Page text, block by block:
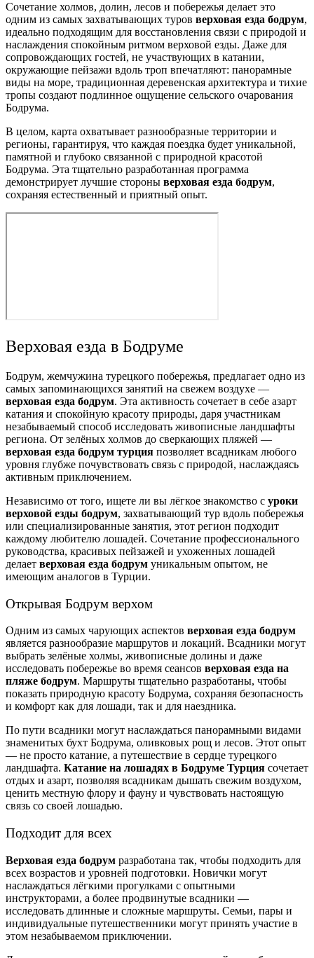
Сочетание холмов, долин, лесов и побережья делает это
одним из самых захватывающих туров верховая езда бодрум,
идеально подходящим для восстановления связи с природой и
наслаждения спокойным ритмом верховой езды. Даже для
сопровождающих гостей, не участвующих в катании,
окружающие пейзажи вдоль троп впечатляют: панорамные
виды на море, традиционная деревенская архитектура и тихие
тропы создают подлинное ощущение сельского очарования
Бодрума.
В целом, карта охватывает разнообразные территории и
регионы, гарантируя, что каждая поездка будет уникальной,
памятной и глубоко связанной с природной красотой
Бодрума. Эта тщательно разработанная программа
демонстрирует лучшие стороны верховая езда бодрум,
сохраняя естественный и приятный опыт.
Верховая езда в Бодруме
Бодрум, жемчужина турецкого побережья, предлагает одно из
самых запоминающихся занятий на свежем воздухе —
верховая езда бодрум. Эта активность сочетает в себе азарт
катания и спокойную красоту природы, даря участникам
незабываемый способ исследовать живописные ландшафты
региона. От зелёных холмов до сверкающих пляжей —
верховая езда бодрум турция позволяет всадникам любого
уровня глубже почувствовать связь с природой, наслаждаясь
активным приключением.
Независимо от того, ищете ли вы лёгкое знакомство с уроки
верховой езды бодрум, захватывающий тур вдоль побережья
или специализированные занятия, этот регион подходит
каждому любителю лошадей. Сочетание профессионального
руководства, красивых пейзажей и ухоженных лошадей
делает верховая езда бодрум уникальным опытом, не
имеющим аналогов в Турции.
Открывая Бодрум верхом
Одним из самых чарующих аспектов верховая езда бодрум
является разнообразие маршрутов и локаций. Всадники могут
выбрать зелёные холмы, живописные долины и даже
исследовать побережье во время сеансов верховая езда на
пляже бодрум. Маршруты тщательно разработаны, чтобы
показать природную красоту Бодрума, сохраняя безопасность
и комфорт как для лошади, так и для наездника.
По пути всадники могут наслаждаться панорамными видами
знаменитых бухт Бодрума, оливковых рощ и лесов. Этот опыт
— не просто катание, а путешествие в сердце турецкого
ландшафта. Катание на лошадях в Бодруме Турция сочетает
отдых и азарт, позволяя всадникам дышать свежим воздухом,
ценить местную флору и фауну и чувствовать настоящую
связь со своей лошадью.
Подходит для всех
Верховая езда бодрум разработана так, чтобы подходить для
всех возрастов и уровней подготовки. Новички могут
наслаждаться лёгкими прогулками с опытными
инструкторами, а более продвинутые всадники —
исследовать длинные и сложные маршруты. Семьи, пары и
индивидуальные путешественники могут принять участие в
этом незабываемом приключении.